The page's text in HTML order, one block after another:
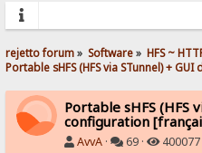
rejetto forum» Software» HFS ~
Portable sHFS (HFS via STunnel) +
Portable sHFS (HFS
configuration
AvvA · 69 · 400077